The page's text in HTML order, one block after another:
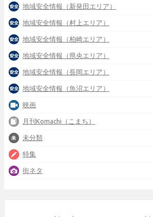
地域安全情報（新発田エリア）
地域安全情報（村上エリア）
地域安全情報（柏崎エリア）
地域安全情報（県央エリア）
地域安全情報（長岡エリア）
地域安全情報（魚沼エリア）
映画
月刊Komachi（こまち）
未分類
特集
街ネタ